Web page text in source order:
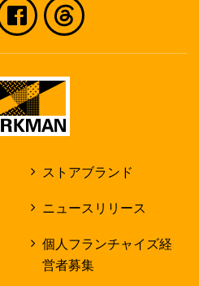
ストアブランド
ニュースリリース
個人フランチャイズ経
営者募集